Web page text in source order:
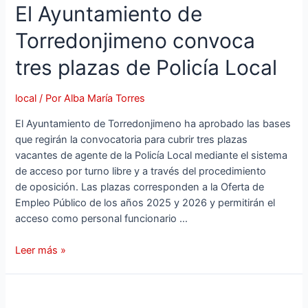
euros
de
para
un
proyecto
destinado
al
colectivo
LGTBI
El Ayuntamiento de
Torredonjimeno convoca
tres plazas de Policía Local
local / PorAlba María Torres
El Ayuntamiento de Torredonjimeno ha aprobado las bases
que regirán la convocatoria para cubrir tres plazas
vacantes de agente de la Policía Local mediante el sistema
de acceso por turno libre y a través del procedimiento
de oposición. Las plazas corresponden a la Oferta de
Empleo Público de los años 2025 y 2026 y permitirán el
acceso como personal funcionario …
El
Leer más »